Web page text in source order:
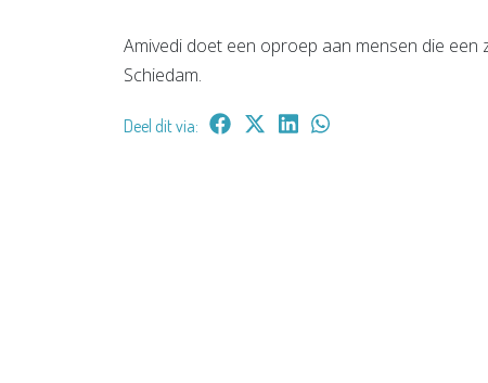
Amivedi doet een oproep aan mensen die een
Schiedam.
Deel dit via: